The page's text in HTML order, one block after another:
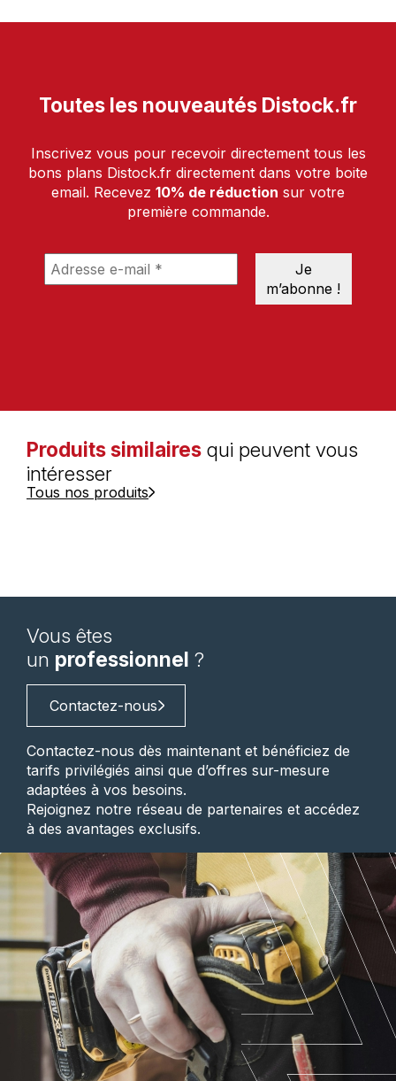
Toutes les nouveautés Distock.fr
Inscrivez vous pour recevoir directement tous les
bons plans Distock.fr directement dans votre boite
email. Recevez 10% de réduction sur votre
première commande.
Produits similaires qui peuvent vous
intéresser
Tous nos produits
Vous êtes
un professionnel ?
Contactez-nous
Contactez-nous dès maintenant et bénéficiez de
tarifs privilégiés ainsi que d’offres sur-mesure
adaptées à vos besoins.
Rejoignez notre réseau de partenaires et accédez
à des avantages exclusifs.